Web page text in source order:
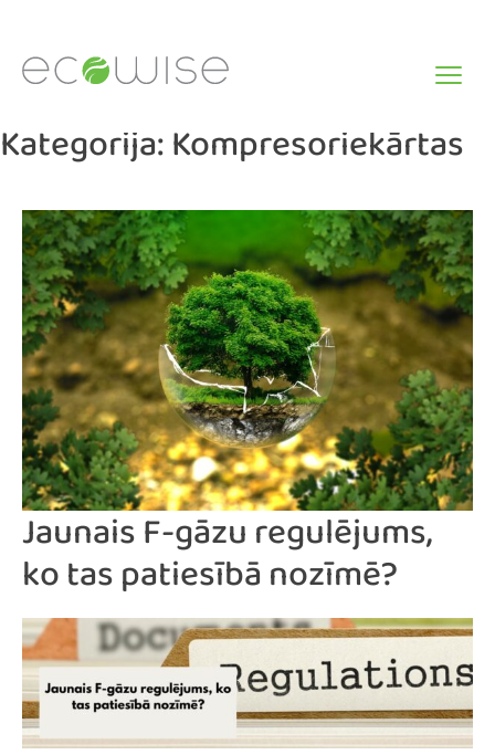
content
Kategorija:Kompresoriekārtas
Jaunais F-gāzu regulējums,
ko tas patiesībā nozīmē?